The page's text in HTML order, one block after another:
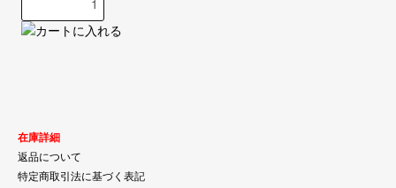
在庫詳細
返品について
特定商取引法に基づく表記